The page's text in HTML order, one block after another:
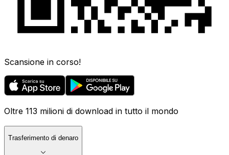
Scansione in corso!
Oltre 113 milioni di download in tutto il mondo
Trasferimento di denaro